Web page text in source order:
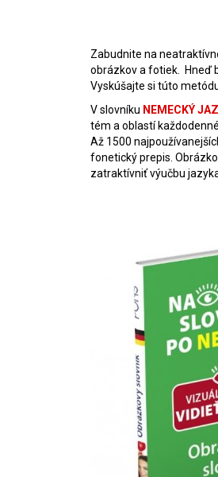
Zabudnite na
obrázkov a fotiek. Hneď
Vyskúšajte si túto
V slovníku NEMECKÝ
tém a oblastí
Až 1500
fonetický prepis.
zatraktívniť výučbu